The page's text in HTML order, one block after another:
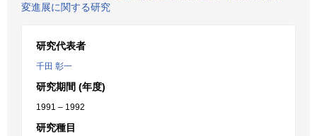
変進展に関する研究
研究代表者
千田 彰一
研究期間 (年度)
1991 – 1992
研究種目